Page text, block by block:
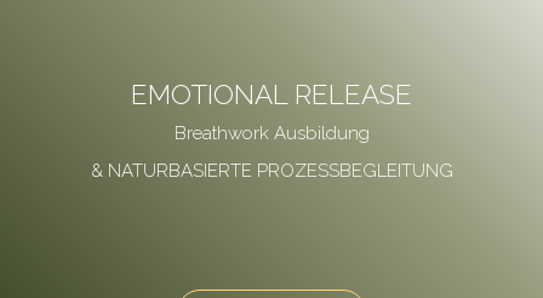
EMOTIONAL RELEASE
Breathwork Ausbildung
& NATURBASIERTE PROZESSBEGLEITUNG